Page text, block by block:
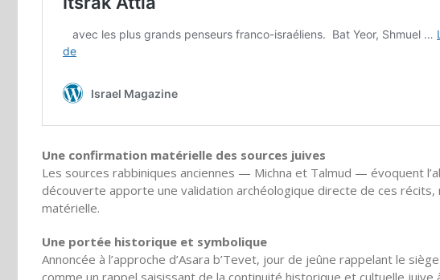
Une confirmation matérielle des sources juives
Les sources rabbiniques anciennes — Michna et Talmud — évoquent
découverte apporte une validation archéologique directe de ces
matérielle.
Une portée historique et symbolique
Annoncée à l’approche d’Asara b’Tevet, jour de jeûne rappelant le
comme un rappel saisissant de la continuité historique et cultuelle juive